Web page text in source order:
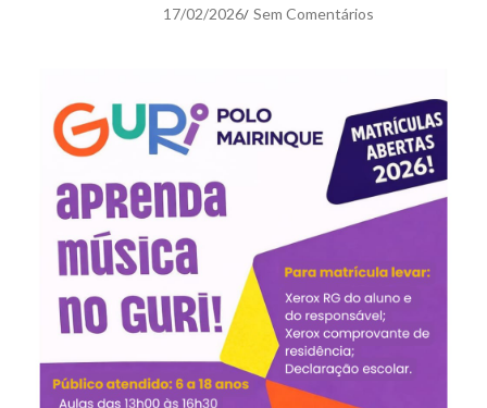
17/02/2026/ Sem Comentários